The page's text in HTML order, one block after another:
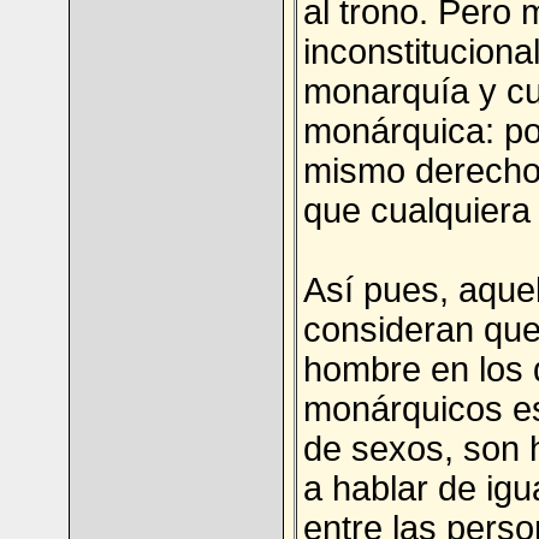
al trono. Pero
monarquía y
monárquica:
mismo
que
Así pues,
consideran
hombre en los
monárquicos
de sexos, son
a hablar de
entre las